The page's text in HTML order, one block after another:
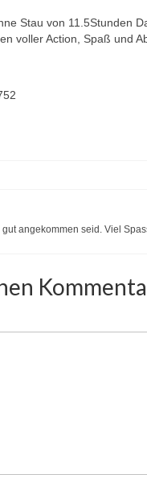
Stau von 11.5Stunden
voller Action, Spaß und
angekommen seid. Viel